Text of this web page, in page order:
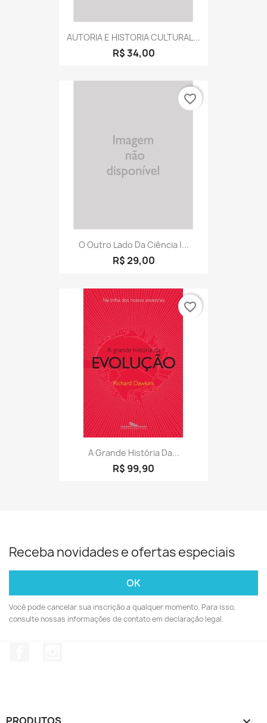
AUTORIA E HISTORIA CULTURAL...
R$ 34,00
O Outro Lado Da Ciência |...
R$ 29,00
favorite_border
A Grande História Da...
R$ 99,90
favorite_border
Receba novidades e ofertas especiais
Você pode cancelar sua inscrição a qualquer momento. Para isso,
consulte nossas informações de contato em declaração legal.